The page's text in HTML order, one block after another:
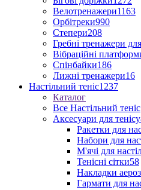
Велотренажери1163
Орбітреки990
Степери208
Гребні тренажери
Вібраційні
Спінбайки186
Лижні тренажери16
Настільний теніс1237
Каталог
Все Настільний теніс
Аксесуари для тенісу
Ракетки для
Набори для
М'ячі для
Тенісні сітки58
Накладки
Гармати для